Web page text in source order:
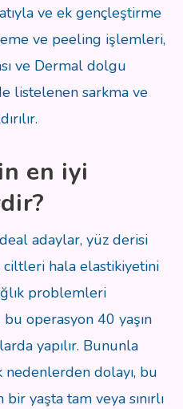
ve ek gençleştirme
ve peeling işlemleri,
ve Dermal dolgu
listelenen sarkma ve
en iyi
adaylar, yüz derisi
ciltleri hala elastikiyetini
problemleri
operasyon 40 yaşın
yapılır. Bununla
nedenlerden dolayı, bu
yaşta tam veya sınırlı